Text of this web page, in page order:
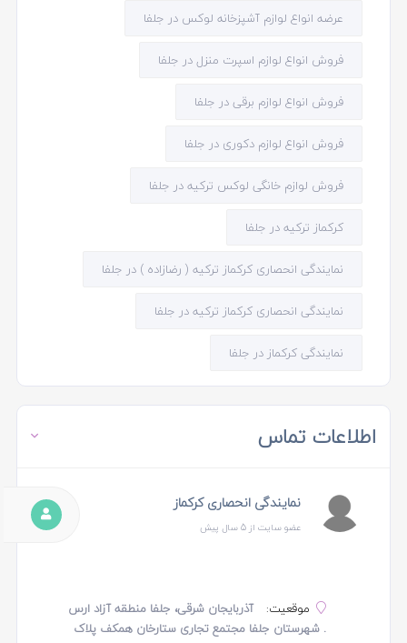
عرضه انواع لوازم آشپزخانه لوکس در جلفا
فروش انواع لوازم اسپرت منزل در جلفا
فروش انواع لوازم برقی در جلفا
فروش انواع لوازم دکوری در جلفا
فروش لوازم خانگی لوکس ترکیه در جلفا
کرکماز ترکیه در جلفا
نمایندگی انحصاری کرکماز ترکیه ( رضازاده ) در جلفا
نمایندگی انحصاری کرکماز ترکیه در جلفا
نمایندگی کرکماز در جلفا
اطلاعات تماس
نمایندگی انحصاری کرکماز
عضو سایت از 5 سال پیش
موقعیت:
آذربایجان شرقی، جلفا منطقه آزاد ارس
. شهرستان جلفا مجتمع تجاری ستارخان همکف پلاک